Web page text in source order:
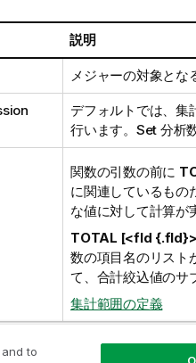
説明
メジャーの対象とな
デフォルトでは、集
行います。Set 分析
関数の引数の前に
に関連しているもの
な値に対して計算が
TOTAL [<fld
数の項目名のリスト
て、合計絞込値のサ
集計範囲の定義
to